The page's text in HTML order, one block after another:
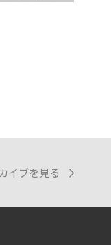
イブを見る